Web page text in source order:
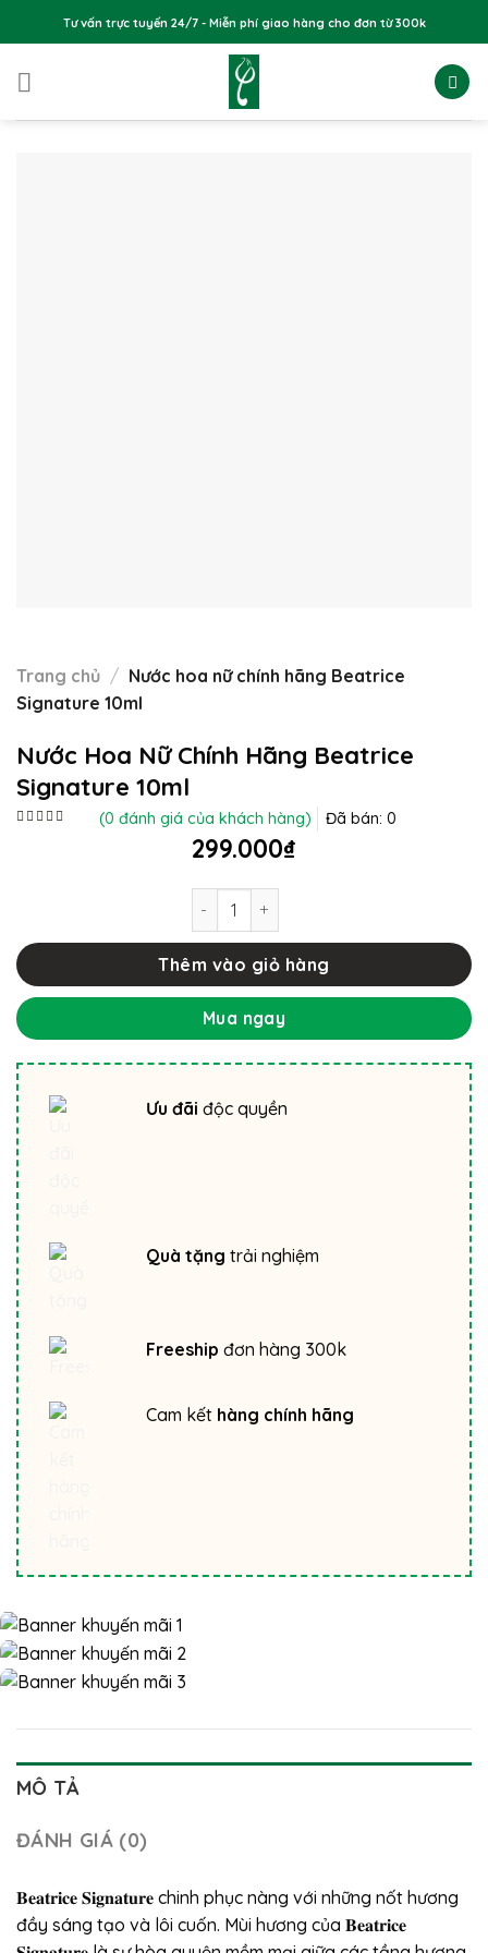
to
Tư vấn trực tuyến 24/7 - Miễn phí giao hàng cho đơn từ 300k
Trang chủ / Nước hoa nữ chính hãng Beatrice
Signature 10ml
Nước Hoa Nữ Chính Hãng Beatrice
Signature 10ml
(0 đánh giá của khách hàng) Đã bán: 0
299.000₫
Nước hoa nữ chính hãng Beatrice
Thêm vào giỏ hàng
Mua ngay
Ưu đãi độc quyền
Quà tặng trải nghiệm
Freeship đơn hàng 300k
Cam kết hàng chính hãng
MÔ TẢ
ĐÁNH GIÁ (0)
𝐁𝐞𝐚𝐭𝐫𝐢𝐜𝐞 𝐒𝐢𝐠𝐧𝐚𝐭𝐮𝐫𝐞 chinh phục nàng với những nốt hương
đầy sáng tạo và lôi cuốn. Mùi hương của 𝐁𝐞𝐚𝐭𝐫𝐢𝐜𝐞